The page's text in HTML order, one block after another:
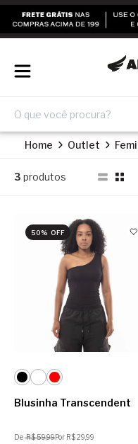
Home Outlet
3 produtos
50% OFF
Blusinha Transcendent
DeR$ 59,99Por R$ 29,99